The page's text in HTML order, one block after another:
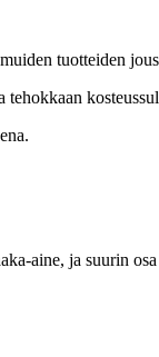
tuotteiden
tehokkaan
aine, ja suurin